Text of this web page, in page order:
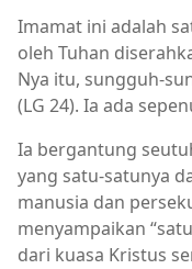
Imamat ini adalah
oleh Tuhan
Nya itu, sungguh-
(LG 24). Ia ada
Ia bergantung
yang satu-satunya
manusia dan
menyampaikan
dari kuasa Kristus